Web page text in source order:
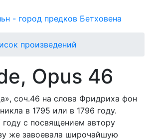
- город предков Бетховена
произведений
Opus 46
соч.46 на слова Фридриха фон
в 1795 или в 1796 году.
году с посвящением автору
же завоевала широчайшую